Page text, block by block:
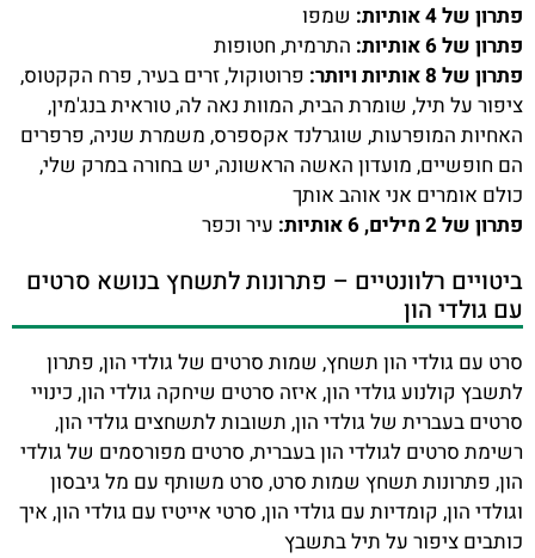
פתרון של 4 אותיות:
שמפו
פתרון של 6 אותיות:
התרמית, חטופות
פתרון של 8 אותיות ויותר:
פרוטוקול, זרים בעיר, פרח הקקטוס,
ציפור על תיל, שומרת הבית, המוות נאה לה, טוראית בנג'מין,
האחיות המופרעות, שוגרלנד אקספרס, משמרת שניה, פרפרים
הם חופשיים, מועדון האשה הראשונה, יש בחורה במרק שלי,
כולם אומרים אני אוהב אותך
פתרון של 2 מילים, 6 אותיות:
עיר וכפר
ביטויים רלוונטיים – פתרונות לתשחץ בנושא סרטים
עם גולדי הון
סרט עם גולדי הון תשחץ, שמות סרטים של גולדי הון, פתרון
לתשבץ קולנוע גולדי הון, איזה סרטים שיחקה גולדי הון, כינויי
סרטים בעברית של גולדי הון, תשובות לתשחצים גולדי הון,
רשימת סרטים לגולדי הון בעברית, סרטים מפורסמים של גולדי
הון, פתרונות תשחץ שמות סרט, סרט משותף עם מל גיבסון
וגולדי הון, קומדיות עם גולדי הון, סרטי אייטיז עם גולדי הון, איך
כותבים ציפור על תיל בתשבץ